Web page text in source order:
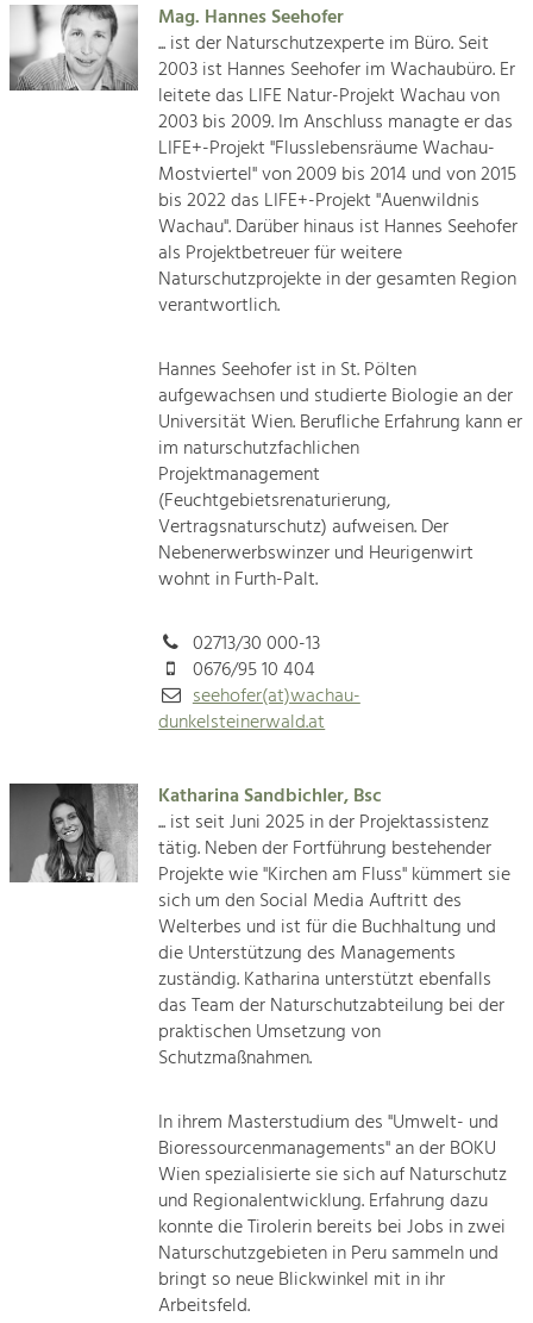
Mag. Hannes Seehofer
... ist der Naturschutzexperte im Büro. Seit
2003 ist Hannes Seehofer im Wachaubüro. Er
leitete das LIFE Natur-Projekt Wachau von
2003 bis 2009. Im Anschluss managte er das
LIFE+-Projekt "Flusslebensräume Wachau-
Mostviertel" von 2009 bis 2014 und von 2015
bis 2022 das LIFE+-Projekt "Auenwildnis
Wachau". Darüber hinaus ist Hannes Seehofer
als Projektbetreuer für weitere
Naturschutzprojekte in der gesamten Region
verantwortlich.
Hannes Seehofer ist in St. Pölten
aufgewachsen und studierte Biologie an der
Universität Wien. Berufliche Erfahrung kann er
im naturschutzfachlichen
Projektmanagement
(Feuchtgebietsrenaturierung,
Vertragsnaturschutz) aufweisen. Der
Nebenerwerbswinzer und Heurigenwirt
wohnt in Furth-Palt.
02713/30 000-13
0676/95 10 404
seehofer(at)wachau-
dunkelsteinerwald.at
Katharina Sandbichler, Bsc
... ist seit Juni 2025 in der Projektassistenz
tätig. Neben der Fortführung bestehender
Projekte wie "Kirchen am Fluss" kümmert sie
sich um den Social Media Auftritt des
Welterbes und ist für die Buchhaltung und
die Unterstützung des Managements
zuständig. Katharina unterstützt ebenfalls
das Team der Naturschutzabteilung bei der
praktischen Umsetzung von
Schutzmaßnahmen.
In ihrem Masterstudium des "Umwelt- und
Bioressourcenmanagements" an der BOKU
Wien spezialisierte sie sich auf Naturschutz
und Regionalentwicklung. Erfahrung dazu
konnte die Tirolerin bereits bei Jobs in zwei
Naturschutzgebieten in Peru sammeln und
bringt so neue Blickwinkel mit in ihr
Arbeitsfeld.